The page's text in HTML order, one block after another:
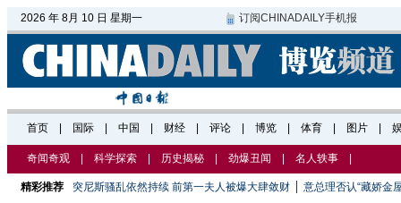
奇闻奇观 科学探索 历史揭秘 劲爆丑闻 名人轶事
精彩推荐 突尼斯骚乱依然持续 前第一夫人被爆大肆敛财 | 意总理否认“藏娇金